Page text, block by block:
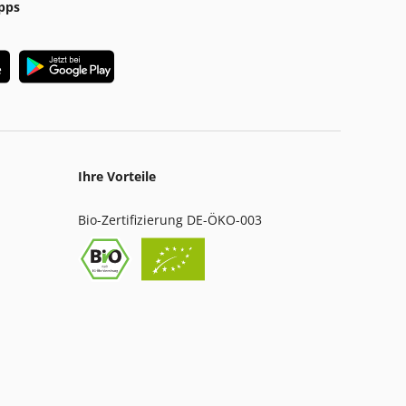
Ihre Vorteile
Bio-Zertifizierung DE-ÖKO-003